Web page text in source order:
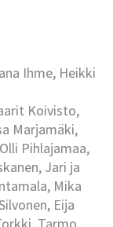
Ihme, Heikki
Koivisto,
Marjamäki,
Pihlajamaa,
Jari ja
Mika
Eija